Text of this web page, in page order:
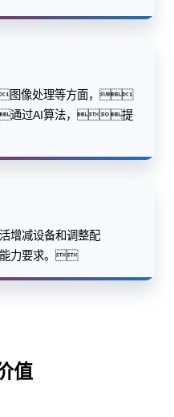
图像处理等方面，
通过AI算法，提
增减设备和调整配
力要求。
值